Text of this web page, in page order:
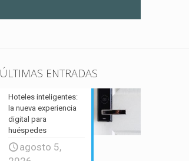
ÚLTIMAS ENTRADAS
Hoteles inteligentes:
la nueva experiencia
digital para
huéspedes
agosto 5,